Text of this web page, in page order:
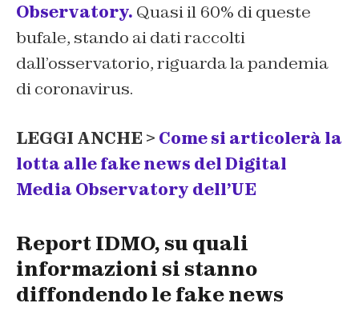
Observatory. Quasi il 60% di queste
bufale, stando ai dati raccolti
dall’osservatorio, riguarda la pandemia
di coronavirus.
LEGGI ANCHE > Come si articolerà la
lotta alle fake news del Digital
Media Observatory dell’UE
Report IDMO, su quali
informazioni si stanno
diffondendo le fake news